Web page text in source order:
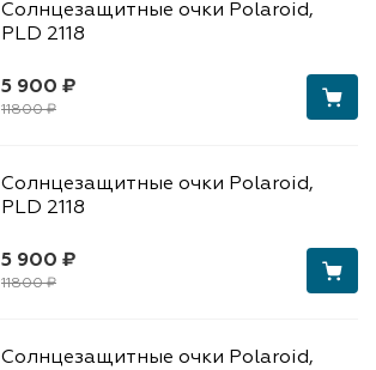
5 900 ₽
11800 ₽
Солнцезащитные очки Polaroid,
PLD 2118
5 900 ₽
11800 ₽
Солнцезащитные очки Polaroid,
PLD 2118
Солнцезащитные очки Polaroid,